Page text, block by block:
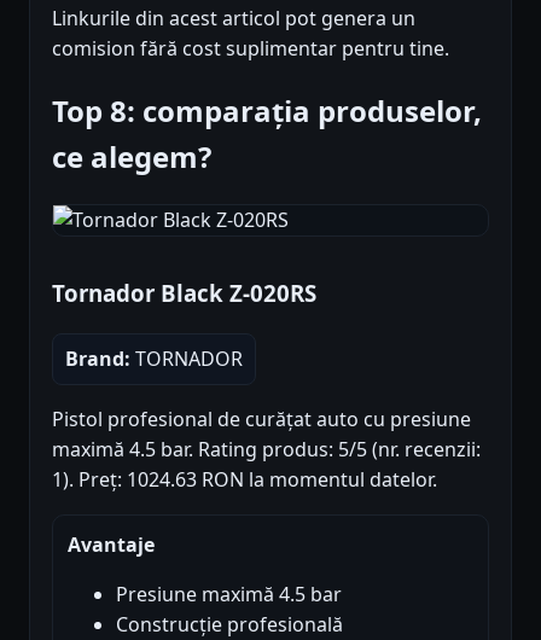
Linkurile din acest articol pot genera un
comision fără cost suplimentar pentru tine.
Top 8: comparația produselor,
ce alegem?
Tornador Black Z-020RS
Brand: TORNADOR
Pistol profesional de curățat auto cu presiune
maximă 4.5 bar. Rating produs: 5/5 (nr. recenzii:
1). Preț: 1024.63 RON la momentul datelor.
Avantaje
Presiune maximă 4.5 bar
Construcție profesională